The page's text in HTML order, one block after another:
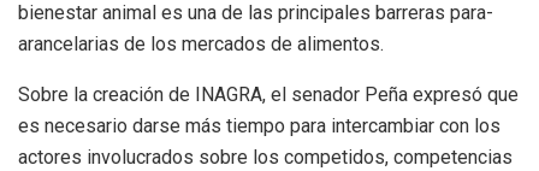
bienestar animal es una de las principales barreras para-
arancelarias de los mercados de alimentos.
Sobre la creación de INAGRA, el senador Peña expresó que
es necesario darse más tiempo para intercambiar con los
actores involucrados sobre los competidos, competencias